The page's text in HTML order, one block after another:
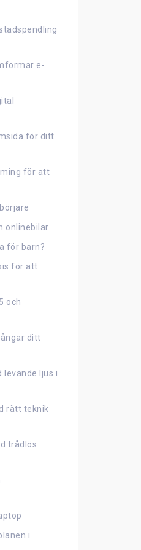
e-
för ditt
för att
onlinebilar
för barn?
för att
och
ditt
levande ljus i
rätt teknik
trådlös
i